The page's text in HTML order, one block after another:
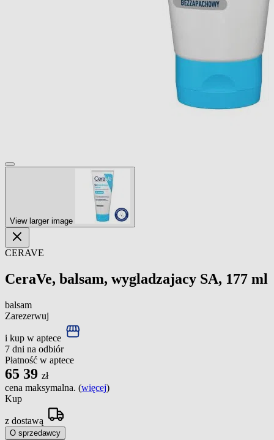
View larger image
CERAVE
CeraVe, balsam, wygladzajacy SA, 177 ml
balsam
Zarezerwuj
i kup w aptece
7 dni na odbiór
Płatność w aptece
65 39 zł
cena maksymalna. (więcej)
Kup
z dostawą
O sprzedawcy